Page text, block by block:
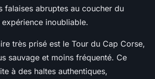
falaises abruptes au coucher du
inoubliable.
très prisé est le Tour du Cap Corse,
sauvage et moins fréquenté. Ce
à des haltes authentiques,